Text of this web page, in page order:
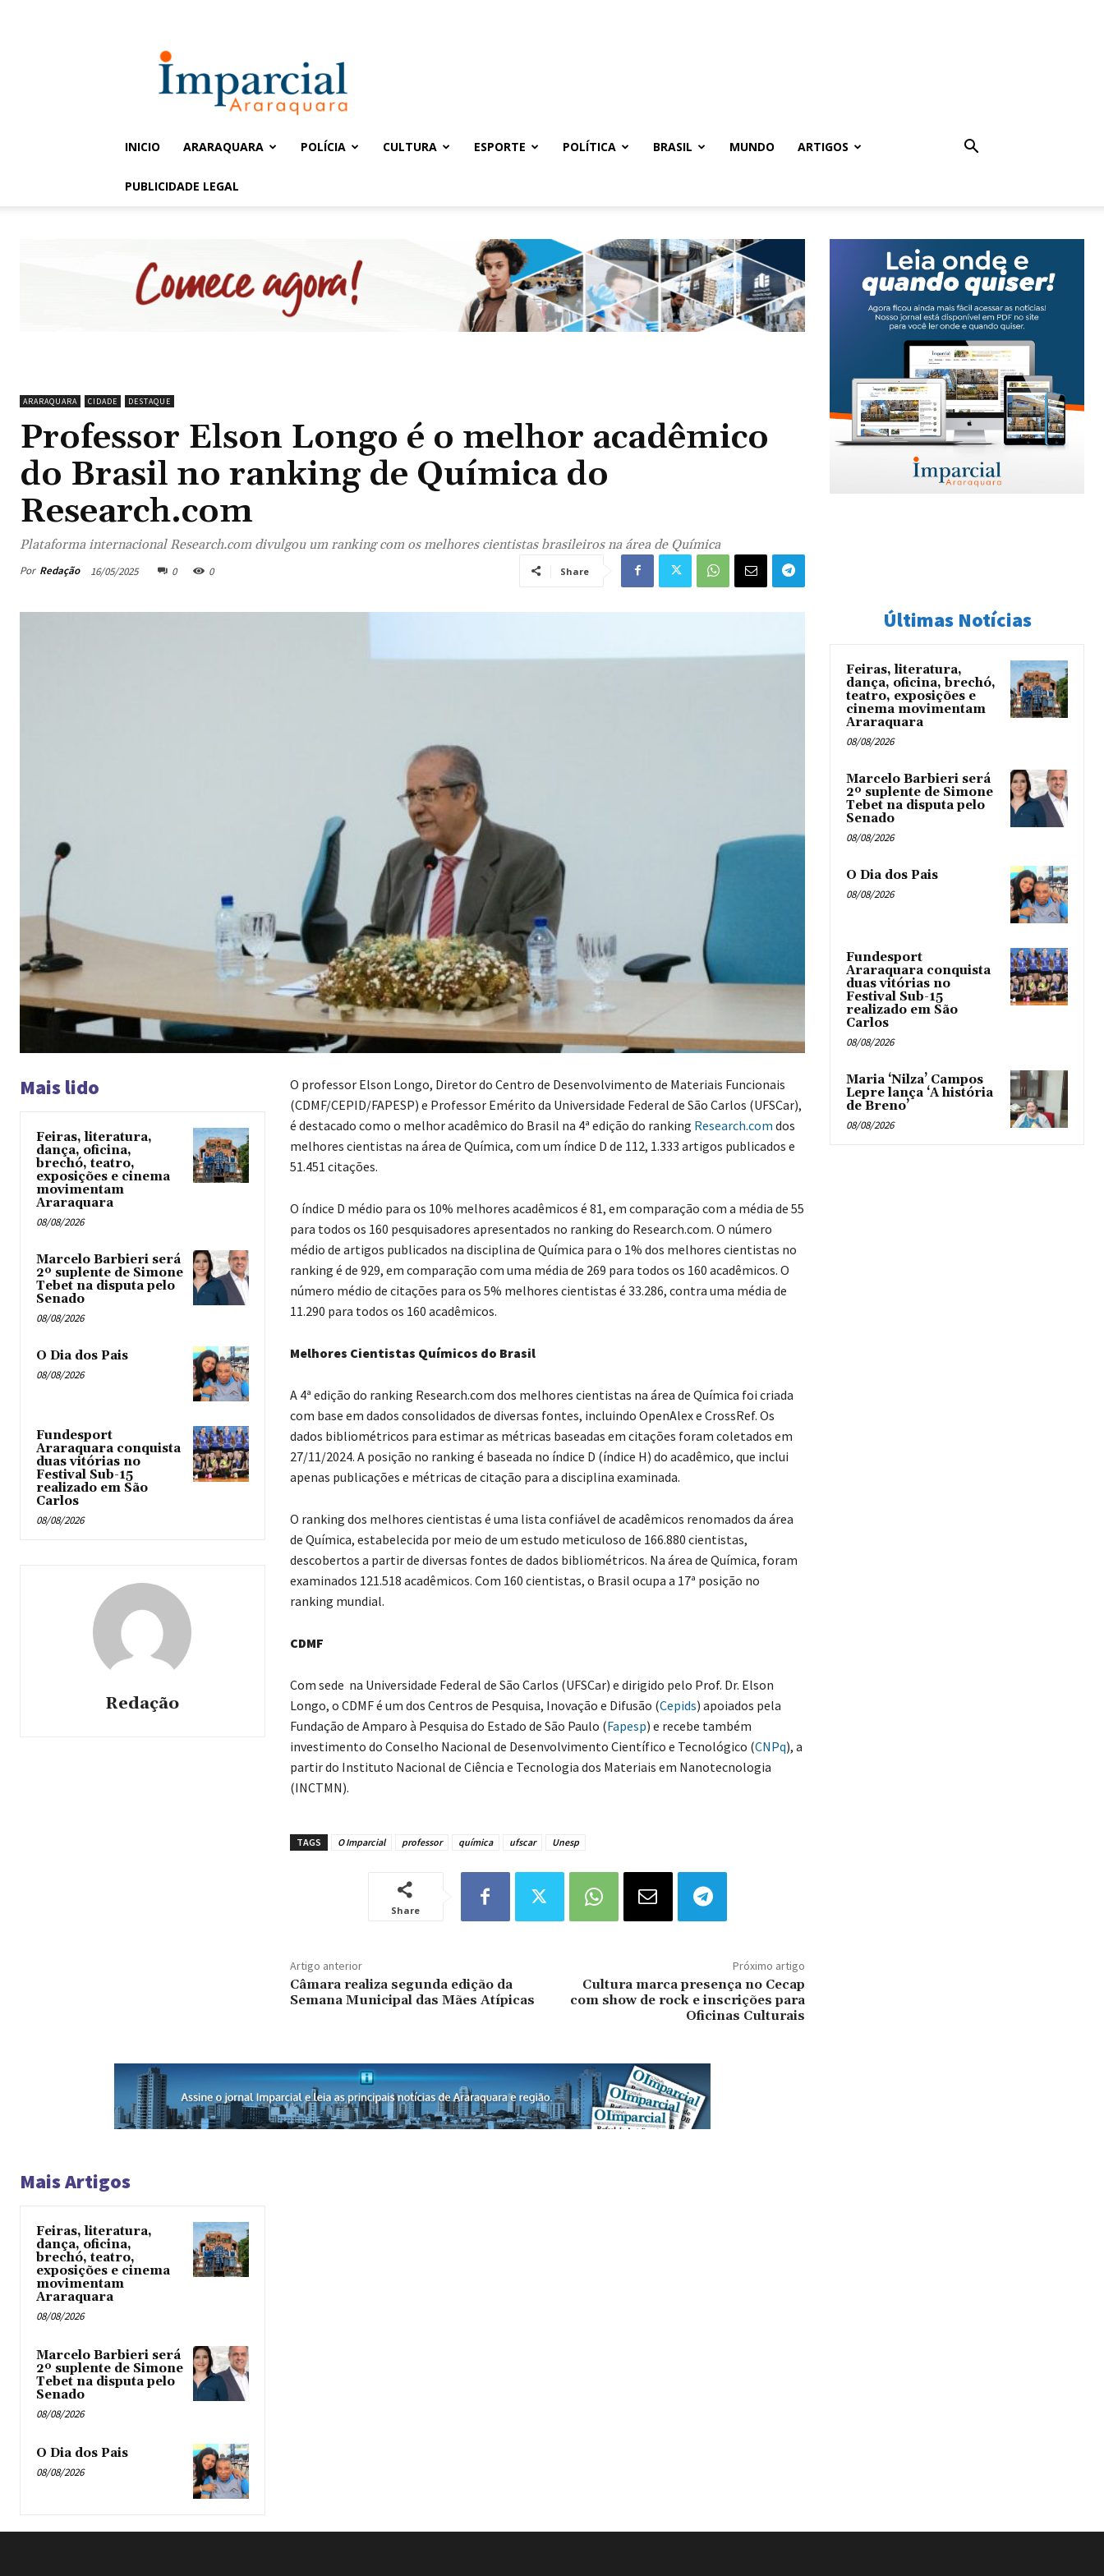
Imparcial
INICIO ARARAQUARA POLÍCIA CULTURA ESPORTE POLÍTICA BRASIL MUNDO ARTIGOS
PUBLICIDADE LEGAL
ARARAQUARA CIDADE DESTAQUE
Professor Elson Longo é o melhor acadêmico
do Brasil no ranking de Química do
Research.com
Plataforma internacional Research.com divulgou um ranking com os melhores cientistas brasileiros na área de Química
Por Redação 16/05/2025 0 0 Share
Mais lido
Feiras, literatura,
dança, oficina,
brechó, teatro,
exposições e cinema
movimentam
Araraquara
08/08/2026
Marcelo Barbieri será
2º suplente de Simone
Tebet na disputa pelo
Senado
08/08/2026
O Dia dos Pais
08/08/2026
Fundesport
Araraquara conquista
duas vitórias no
Festival Sub-15
realizado em São
Carlos
08/08/2026
Redação
O professor Elson Longo, Diretor do Centro de Desenvolvimento de Materiais Funcionais
(CDMF/CEPID/FAPESP) e Professor Emérito da Universidade Federal de São Carlos (UFSCar),
é destacado como o melhor acadêmico do Brasil na 4ª edição do ranking Research.com dos
melhores cientistas na área de Química, com um índice D de 112, 1.333 artigos publicados e
51.451 citações.
O índice D médio para os 10% melhores acadêmicos é 81, em comparação com a média de 55
para todos os 160 pesquisadores apresentados no ranking do Research.com. O número
médio de artigos publicados na disciplina de Química para o 1% dos melhores cientistas no
ranking é de 929, em comparação com uma média de 269 para todos os 160 acadêmicos. O
número médio de citações para os 5% melhores cientistas é 33.286, contra uma média de
11.290 para todos os 160 acadêmicos.
Melhores Cientistas Químicos do Brasil
A 4ª edição do ranking Research.com dos melhores cientistas na área de Química foi criada
com base em dados consolidados de diversas fontes, incluindo OpenAlex e CrossRef. Os
dados bibliométricos para estimar as métricas baseadas em citações foram coletados em
27/11/2024. A posição no ranking é baseada no índice D (índice H) do acadêmico, que inclui
apenas publicações e métricas de citação para a disciplina examinada.
O ranking dos melhores cientistas é uma lista confiável de acadêmicos renomados da área
de Química, estabelecida por meio de um estudo meticuloso de 166.880 cientistas,
descobertos a partir de diversas fontes de dados bibliométricos. Na área de Química, foram
examinados 121.518 acadêmicos. Com 160 cientistas, o Brasil ocupa a 17ª posição no
ranking mundial.
CDMF
Com sede na Universidade Federal de São Carlos (UFSCar) e dirigido pelo Prof. Dr. Elson
Longo, o CDMF é um dos Centros de Pesquisa, Inovação e Difusão (Cepids) apoiados pela
Fundação de Amparo à Pesquisa do Estado de São Paulo (Fapesp) e recebe também
investimento do Conselho Nacional de Desenvolvimento Científico e Tecnológico (CNPq), a
partir do Instituto Nacional de Ciência e Tecnologia dos Materiais em Nanotecnologia
(INCTMN).
TAGS O Imparcial professor química ufscar Unesp
Share
Artigo anterior
Câmara realiza segunda edição da
Semana Municipal das Mães Atípicas
Próximo artigo
Cultura marca presença no Cecap
com show de rock e inscrições para
Oficinas Culturais
Mais Artigos
Feiras, literatura,
dança, oficina,
brechó, teatro,
exposições e cinema
movimentam
Araraquara
08/08/2026
Marcelo Barbieri será
2º suplente de Simone
Tebet na disputa pelo
Senado
08/08/2026
O Dia dos Pais
08/08/2026
Últimas Notícias
Feiras, literatura,
dança, oficina, brechó,
teatro, exposições e
cinema movimentam
Araraquara
08/08/2026
Marcelo Barbieri será
2º suplente de Simone
Tebet na disputa pelo
Senado
08/08/2026
O Dia dos Pais
08/08/2026
Fundesport
Araraquara conquista
duas vitórias no
Festival Sub-15
realizado em São
Carlos
08/08/2026
Maria ‘Nilza’ Campos
Lepre lança ‘A história
de Breno’
08/08/2026